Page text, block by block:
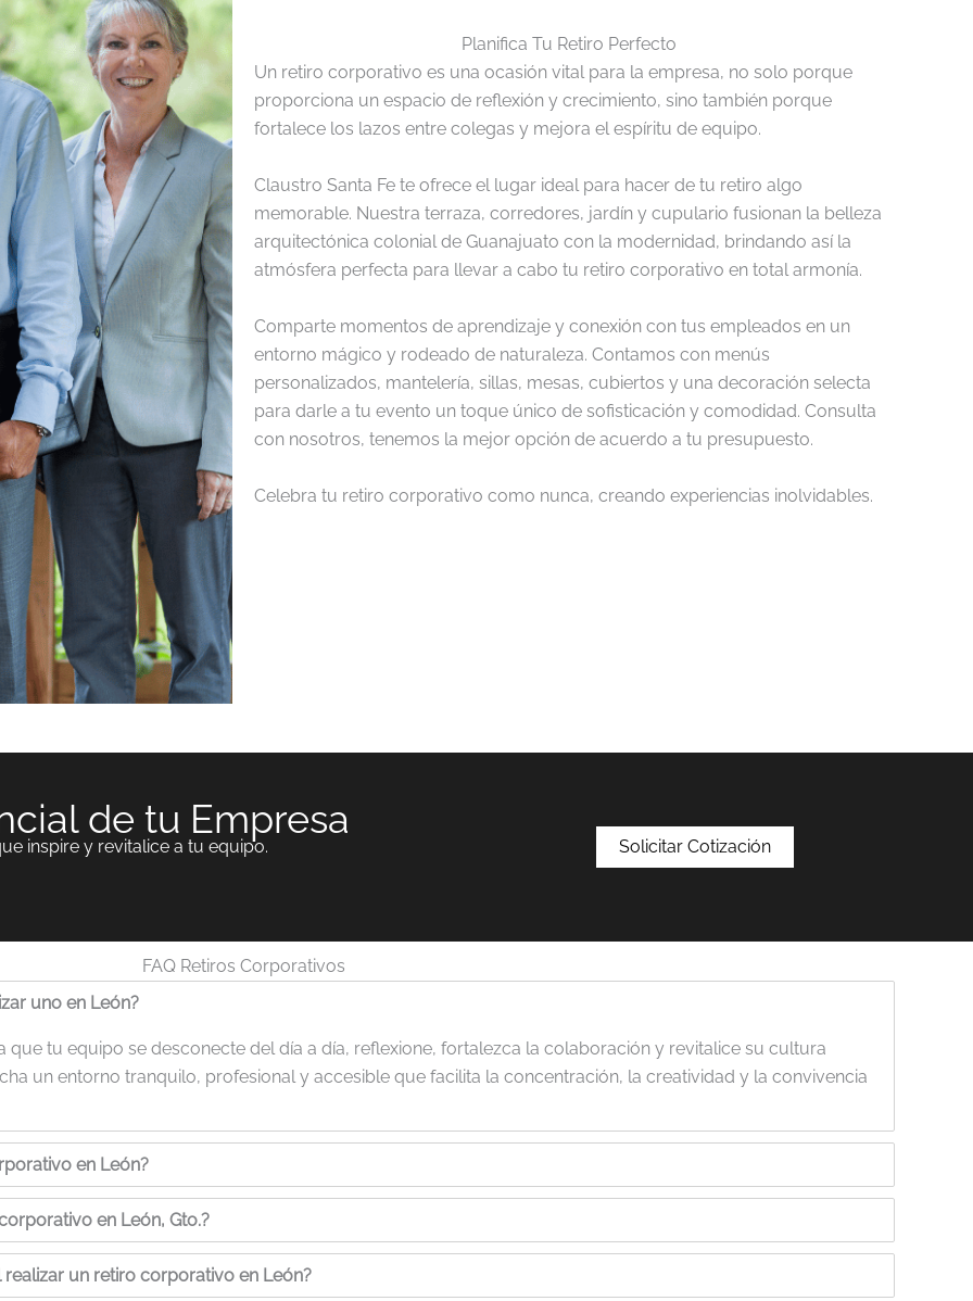
Planifica Tu Retiro Perfecto
Un retiro corporativo es una ocasión vital para la empresa, no solo porque
proporciona un espacio de reflexión y crecimiento, sino también porque
fortalece los lazos entre colegas y mejora el espíritu de equipo.
Claustro Santa Fe te ofrece el lugar ideal para hacer de tu retiro algo
memorable. Nuestra terraza, corredores, jardín y cupulario fusionan la belleza
arquitectónica colonial de Guanajuato con la modernidad, brindando así la
atmósfera perfecta para llevar a cabo tu retiro corporativo en total armonía.
Comparte momentos de aprendizaje y conexión con tus empleados en un
entorno mágico y rodeado de naturaleza. Contamos con menús
personalizados, mantelería, sillas, mesas, cubiertos y una decoración selecta
para darle a tu evento un toque único de sofisticación y comodidad. Consulta
con nosotros, tenemos la mejor opción de acuerdo a tu presupuesto.
Celebra tu retiro corporativo como nunca, creando experiencias inolvidables.
de tu Empresa
inspire y revitalice a tu equipo. Solicitar Cotización
FAQ Retiros Corporativos
uno en León?
tu equipo se desconecte del día a día, reflexione, fortalezca la colaboración y revitalice su cultura
un entorno tranquilo, profesional y accesible que facilita la concentración, la creatividad y la convivencia
en León?
en León, Gto.?
un retiro corporativo en León?